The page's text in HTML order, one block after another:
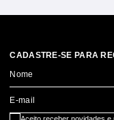
CADASTRE-SE PARA
Nome
E-mail